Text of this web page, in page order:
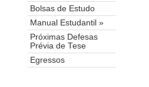
Bolsas de Estudo
Manual Estudantil »
Próximas Defesas
Prévia de Tese
Egressos